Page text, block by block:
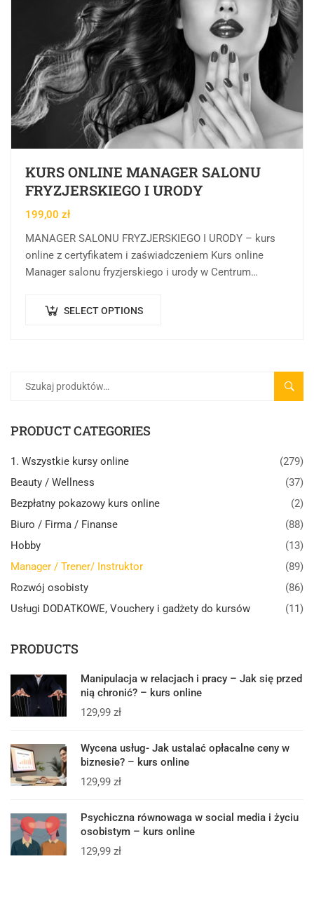
KURS ONLINE MANAGER SALONU
FRYZJERSKIEGO I URODY
199,00 zł
MANAGER SALONU FRYZJERSKIEGO I URODY – kurs
online z certyfikatem i zaświadczeniem Kurs online
Manager salonu fryzjerskiego i urody w Centrum
celem… SELECT OPTIONS
PRODUCT CATEGORIES
1. Wszystkie kursy online
(279)
Beauty / Wellness
(37)
Bezpłatny pokazowy kurs online
(2)
Biuro / Firma / Finanse
(88)
Hobby
(13)
Manager / Trener/ Instruktor
(89)
Rozwój osobisty
(86)
Usługi DODATKOWE, Vouchery i gadżety do kursów
(11)
PRODUCTS
Manipulacja w relacjach i pracy – Jak się przed
nią chronić? – kurs online
129,99 zł
Wycena usług- Jak ustalać opłacalne ceny w
biznesie? – kurs online
129,99 zł
Psychiczna równowaga w social media i życiu
osobistym – kurs online
129,99 zł